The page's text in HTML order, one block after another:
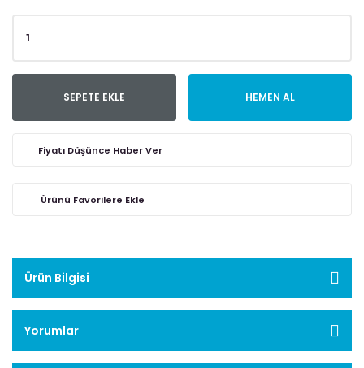
SEPETE EKLE HEMEN AL
Fiyatı Düşünce Haber Ver
Ürün Bilgisi
Yorumlar